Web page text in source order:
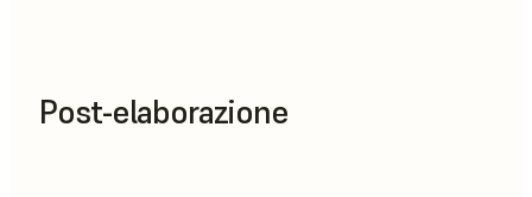
Post-elaborazione